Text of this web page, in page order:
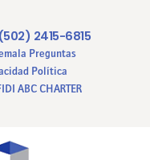
2415-6815
Preguntas
Política
ABC CHARTER